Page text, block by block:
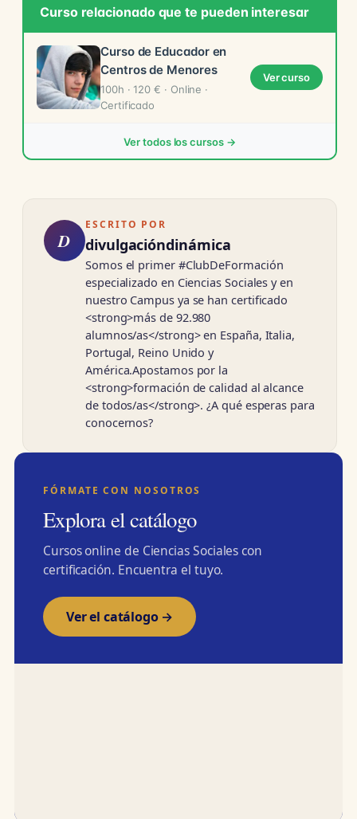
Curso relacionado que te pueden interesar
Curso de Educador en
Centros de Menores
100h · 120 € · Online ·
Certificado
Ver curso
Ver todos los cursos →
D
ESCRITO POR
divulgacióndinámica
Somos el primer #ClubDeFormación
especializado en Ciencias Sociales y en
nuestro Campus ya se han certificado
<strong>más de 92.980
alumnos/as</strong> en España, Italia,
Portugal, Reino Unido y
América.Apostamos por la
<strong>formación de calidad al alcance
de todos/as</strong>. ¿A qué esperas para
conocernos?
FÓRMATE CON NOSOTROS
Explora el catálogo
Cursos online de Ciencias Sociales con
certificación. Encuentra el tuyo.
Ver el catálogo →